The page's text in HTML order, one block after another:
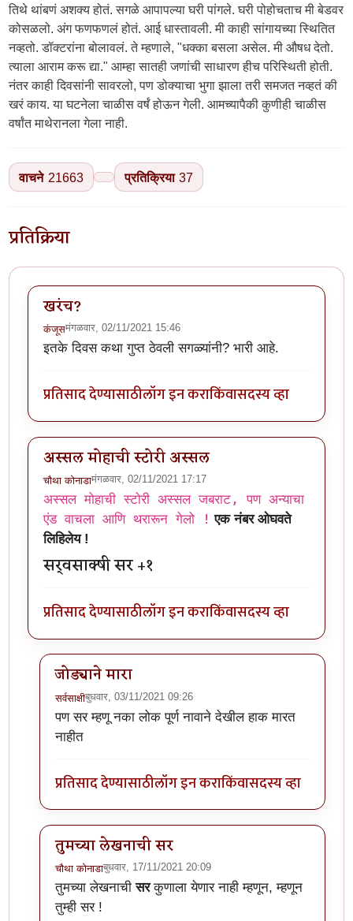
वाचने 21663 प्रतिक्रिया 37
प्रतिक्रिया
खरंच?
कंजूसमंगळवार, 02/11/2021 15:46
इतके दिवस कथा गुप्त ठेवली सगळ्यांनी? भारी आहे.
प्रतिसाद देण्यासाठीलॉग इन कराकिंवासदस्य व्हा
अस्सल मोहाची स्टोरी अस्सल
चौथा कोनाडामंगळवार, 02/11/2021 17:17
अस्सल मोहाची स्टोरी अस्सल जबराट, पण अन्याचा
एंड वाचला आणि थरारून गेलो ! एक नंबर ओघवते
लिहिलेय !
सर्वसाक्षी सर +१
प्रतिसाद देण्यासाठीलॉग इन कराकिंवासदस्य व्हा
जोड्याने मारा
सर्वसाक्षीबुधवार, 03/11/2021 09:26
In reply toअस्सल मोहाची स्टोरी अस्सलbyचौथा कोनाडा
पण सर म्हणू नका लोक पूर्ण नावाने देखील हाक मारत
नाहीत
प्रतिसाद देण्यासाठीलॉग इन कराकिंवासदस्य व्हा
तुमच्या लेखनाची सर
चौथा कोनाडाबुधवार, 17/11/2021 20:09
In reply toअस्सल मोहाची स्टोरी अस्सलbyचौथा कोनाडा
तुमच्या लेखनाचीसरकुणाला येणार नाही म्हणून, म्हणून
तुम्ही सर !